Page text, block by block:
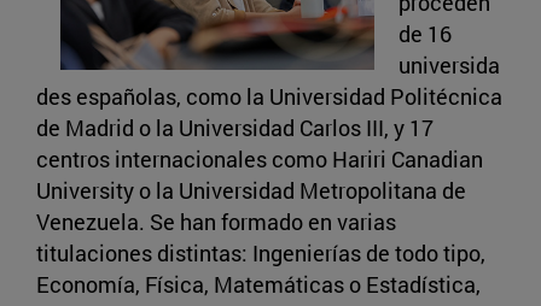
de 16
universida
des españolas, como la Universidad Politécnica
de Madrid o la Universidad Carlos III, y 17
centros internacionales como Hariri Canadian
University o la Universidad Metropolitana de
Venezuela. Se han formado en varias
titulaciones distintas: Ingenierías de todo tipo,
Economía, Física, Matemáticas o Estadística,